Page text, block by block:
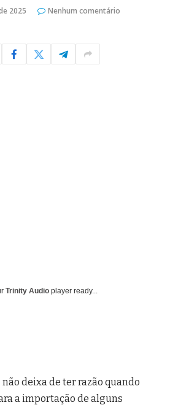
2025
Nenhum comentário
Trinity Audio player ready...
deixa de ter razão quando
a importação de alguns